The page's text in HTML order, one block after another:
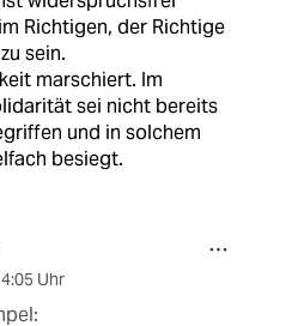
Richtigen, der Richtige
sein.
marschiert. Im
sei nicht bereits
und in solchem
besiegt.
Uhr